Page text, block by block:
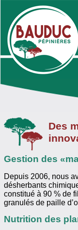
Des
Gestion des
Depuis 2006, nous
désherbants
constitué à 90 % de
granulés de paille
Nutrition des